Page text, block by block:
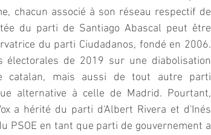
chacun associé à son réseau respectif de
du parti de Santiago Abascal peut être
du parti Ciudadanos, fondé en 2006.
électorales de 2019 sur une diabolisation
catalan, mais aussi de tout autre parti
alternative à celle de Madrid. Pourtant,
a hérité du parti d'Albert Rivera et d'Inés
PSOE en tant que parti de gouvernement a